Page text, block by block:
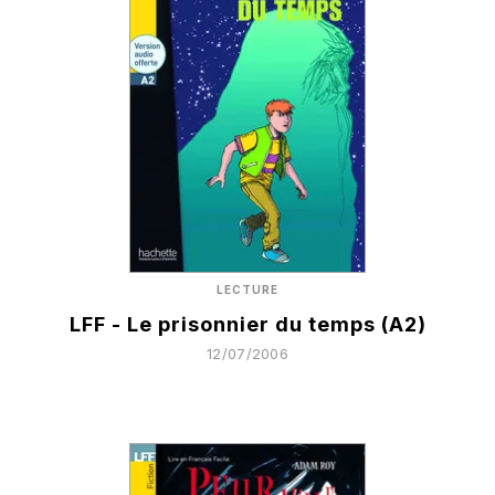
LECTURE
LFF - Le prisonnier du temps (A2)
12/07/2006